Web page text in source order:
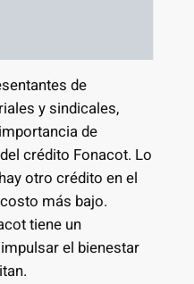
de
y sindicales,
de
crédito Fonacot. Lo
otro crédito en el
más bajo.
tiene un
el bienestar